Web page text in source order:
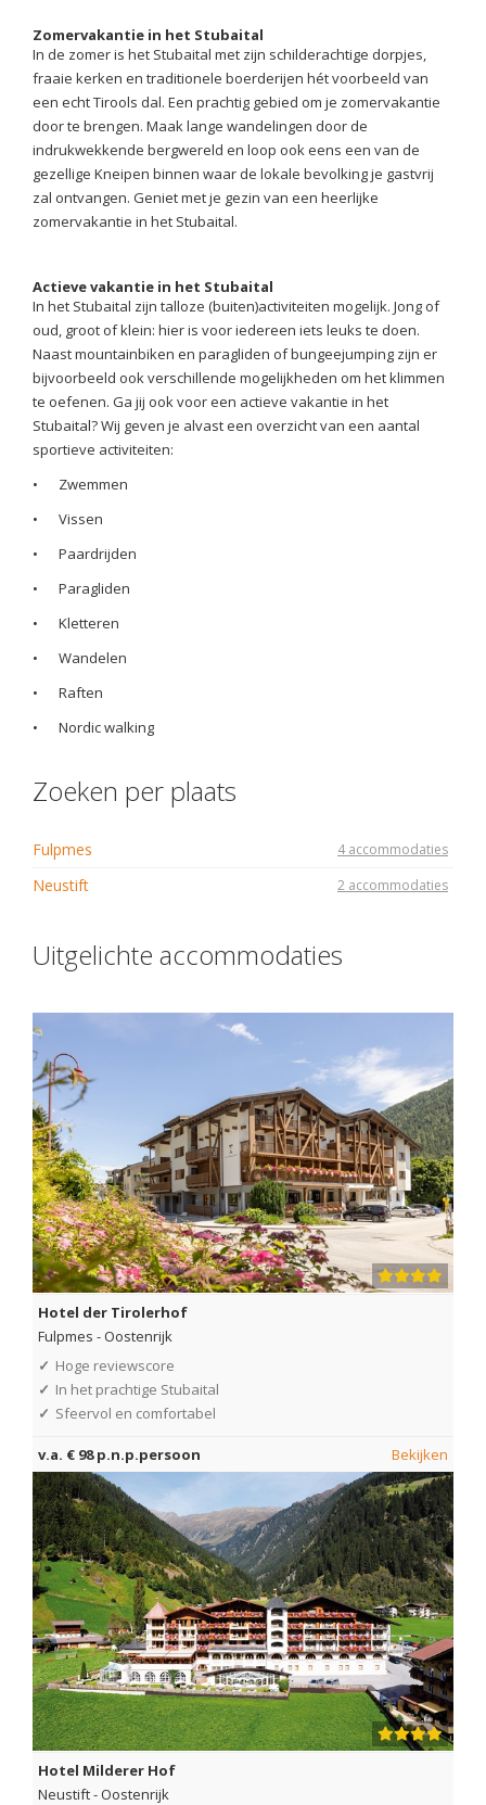
Zomervakantie in het Stubaital
In de zomer is het Stubaital met zijn schilderachtige dorpjes,
fraaie kerken en traditionele boerderijen hét voorbeeld van
een echt Tirools dal. Een prachtig gebied om je zomervakantie
door te brengen. Maak lange wandelingen door de
indrukwekkende bergwereld en loop ook eens een van de
gezellige Kneipen binnen waar de lokale bevolking je gastvrij
zal ontvangen. Geniet met je gezin van een heerlijke
zomervakantie in het Stubaital.
Actieve vakantie in het Stubaital
In het Stubaital zijn talloze (buiten)activiteiten mogelijk. Jong of
oud, groot of klein: hier is voor iedereen iets leuks te doen.
Naast mountainbiken en paragliden of bungeejumping zijn er
bijvoorbeeld ook verschillende mogelijkheden om het klimmen
te oefenen. Ga jij ook voor een actieve vakantie in het
Stubaital? Wij geven je alvast een overzicht van een aantal
sportieve activiteiten:
•
Zwemmen
•
Vissen
•
Paardrijden
•
Paragliden
•
Kletteren
•
Wandelen
•
Raften
•
Nordic walking
Zoeken per plaats
Fulpmes 4 accommodaties
Neustift 2 accommodaties
Uitgelichte accommodaties
Hotel der Tirolerhof
Fulpmes -Oostenrijk
✓ Hoge reviewscore
✓ In het prachtige Stubaital
✓ Sfeervol en comfortabel
v.a. € 98 p.n.p.persoon Bekijken
Hotel Milderer Hof
Neustift-Oostenrijk